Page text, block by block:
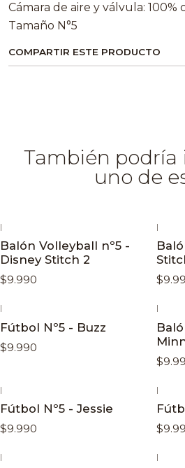
Cámara de aire y válvula: 100%
Tamaño N°5
COMPARTIR ESTE PRODUCTO
También podría
uno de
|
Balón Volleyball nº5 -
Disney Stitch 2
$9.990
|
|
Fútbol Nº5 - Buzz
$9.990
|
|
Fútbol Nº5 - Jessie
$9.990
|
| |